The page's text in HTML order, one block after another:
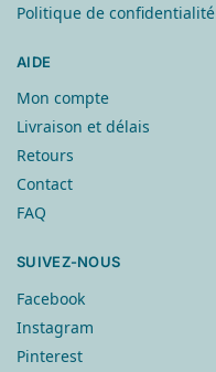
Politique de confidentialité
AIDE
Mon compte
Livraison et délais
Retours
Contact
FAQ
SUIVEZ-NOUS
Facebook
Instagram
Pinterest